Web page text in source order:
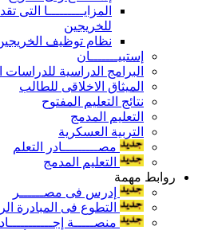
المزايـــــــــا التى
للخريجين
نظام توظيف
إستبيـــــــان
البرامج الدراسية للدراسات
الميثاق الاخلاقى للطالب
نتائج التعليم المفتوح
التعليم المدمج
التربية العسكرية
مصـــــــــادر التعلم
التعليم المدمج
روابط مهمة
إدرس فى مصــــــر
التطوع فى المبادرة
منصـــــة